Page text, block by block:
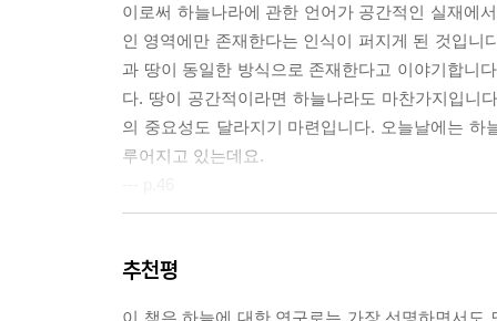
이로써 하늘나라에 관한 언어가 공간적인 실재에
인 영역에만 존재한다는 인식이 퍼지게 된 것입니
과 땅이 동일한 방식으로 존재한다고 이야기합니
다. 땅이 공간적이라면 하늘나라도 마찬가지입니
의 중요성도 달라지기 마련입니다. 오늘날에는
루어지고 있는데요.
과 아주 흡사해 보입니다. 창세기에 기록된 야곱
추천평